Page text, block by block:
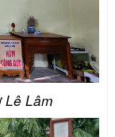
Lê Lâm